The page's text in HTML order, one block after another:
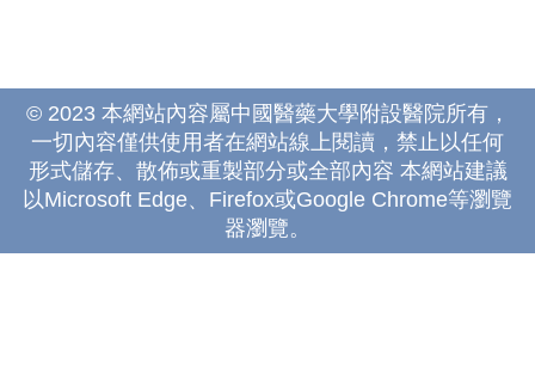
© 2023 本網站內容屬中國醫藥大學附設醫院所有，
一切內容僅供使用者在網站線上閱讀，禁止以任何
形式儲存、散佈或重製部分或全部內容 本網站建議
以Microsoft Edge、Firefox或Google Chrome等瀏覽
器瀏覽。